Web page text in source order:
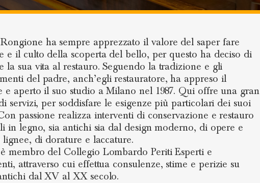
ha sempre apprezzato il valore del saper fare
e il culto della scoperta del bello, per questo ha deciso di
la sua vita al restauro. Seguendo la tradizione e gli
del padre, anch’egli restauratore, ha appreso il
e aperto il suo studio a Milano nel 1987. Qui offre una gran
servizi, per soddisfare le esigenze più particolari dei suoi
passione realizza interventi di conservazione e restauro
in legno, sia antichi sia dal design moderno, di opere e
lignee, di dorature e laccature.
membro del Collegio Lombardo Periti Esperti e
attraverso cui effettua consulenze, stime e perizie su
dal XV al XX secolo.